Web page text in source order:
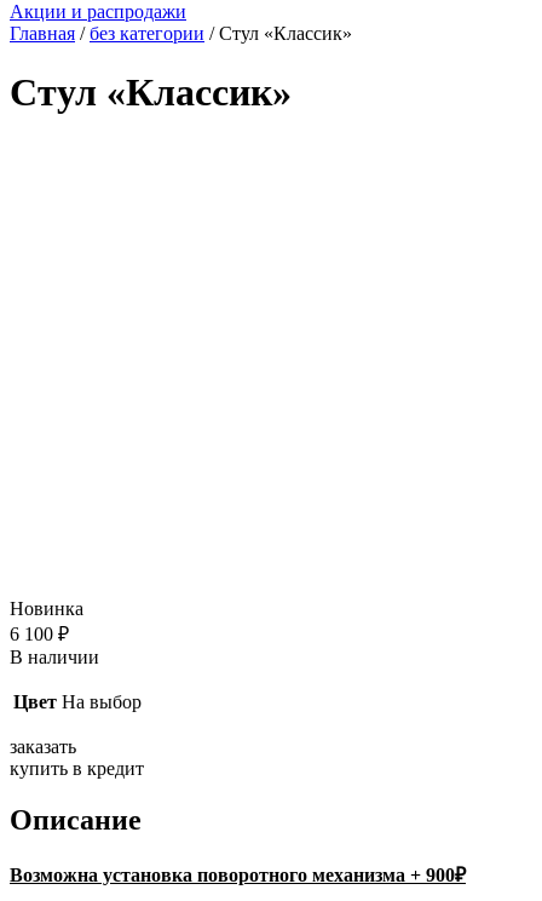
Акции и распродажи
Главная /без категории / Стул «Классик»
Стул «Классик»
Новинка
6 100 ₽
В наличии
Цвет На выбор
заказать
купить в кредит
Описание
Возможна установка поворотного механизма + 900₽